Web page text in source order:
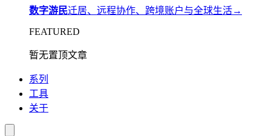
数字游民迁居、远程协作、跨境账户与全球生活→
FEATURED
暂无置顶文章
系列
工具
关于